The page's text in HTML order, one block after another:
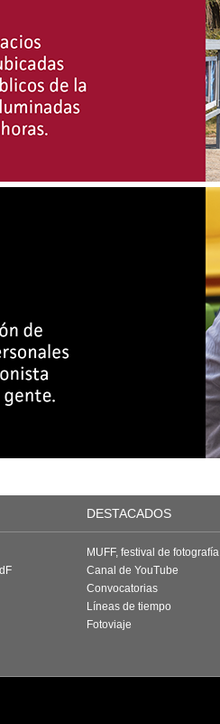
DESTACADOS
MUFF, festival de fotografía
Canal de YouTube
Convocatorias
Líneas de tiempo
Fotoviaje